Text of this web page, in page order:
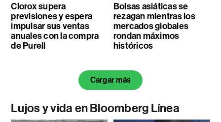
Clorox supera
previsiones y espera
impulsar sus ventas
anuales con la compra
de Purell
Bolsas asiáticas se
rezagan mientras los
mercados globales
rondan máximos
históricos
Cargar más
Lujos y vida en Bloomberg Línea